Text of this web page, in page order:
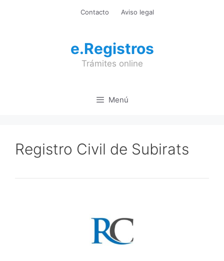
Contacto Aviso legal
e.Registros
Trámites online
Menú
Registro Civil de Subirats